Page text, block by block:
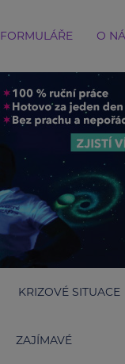
FORMULÁŘE O
KRIZOVÉ SITUACE
ZAJÍMAVÉ